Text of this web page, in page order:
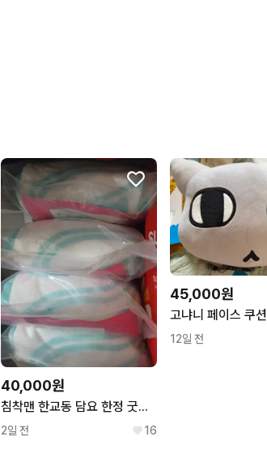
꼭 필요한 문의만 해요.
40,000원
침착맨 한교동 담요 한정 굿즈 미개봉 새상품
2일 전 16
45,000원
고냐니 페이스 쿠션
12일 전